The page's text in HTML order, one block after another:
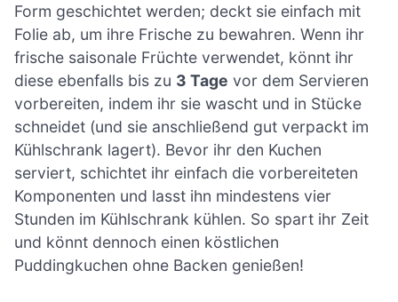
Form geschichtet werden; deckt sie einfach mit
Folie ab, um ihre Frische zu bewahren. Wenn ihr
frische saisonale Früchte verwendet, könnt ihr
diese ebenfalls bis zu 3 Tage vor dem Servieren
vorbereiten, indem ihr sie wascht und in Stücke
schneidet (und sie anschließend gut verpackt im
Kühlschrank lagert). Bevor ihr den Kuchen
serviert, schichtet ihr einfach die vorbereiteten
Komponenten und lasst ihn mindestens vier
Stunden im Kühlschrank kühlen. So spart ihr Zeit
und könnt dennoch einen köstlichen
Puddingkuchen ohne Backen genießen!